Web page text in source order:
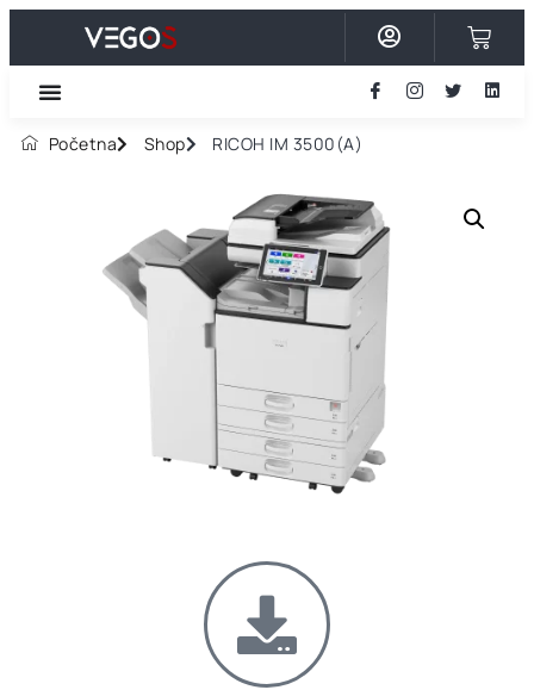
Početna Shop RICOH IM 3500(A)